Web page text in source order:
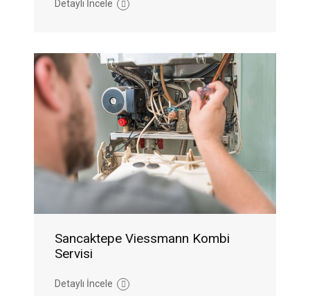
Detaylı İncele
Sancaktepe Viessmann Kombi
Servisi
Detaylı İncele